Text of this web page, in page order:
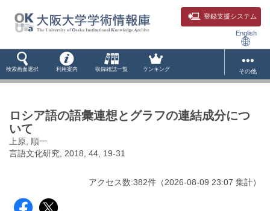
登録支援システム
English
検索画面選択 利用案内 収録雑誌一覧 ランキング その他
ロシア語の語彙連想とグラフの連結成分につ
いて
上原, 順一
言語文化研究, 2018, 44, 19-31
アクセス数:382件 （2026-08-09 23:07 集計）